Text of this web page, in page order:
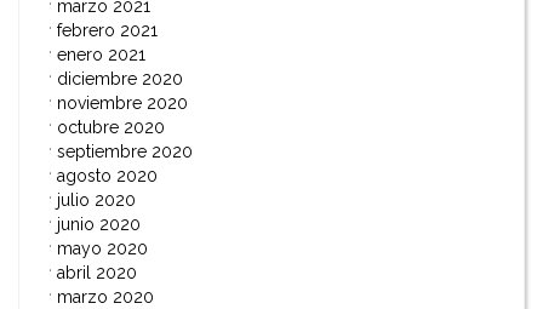
marzo 2021
febrero 2021
enero 2021
diciembre 2020
noviembre 2020
octubre 2020
septiembre 2020
agosto 2020
julio 2020
junio 2020
mayo 2020
abril 2020
marzo 2020